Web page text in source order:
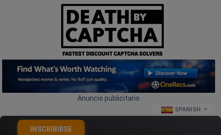
Anuncio publicitario
SPANISH
INSCRIBIRSE